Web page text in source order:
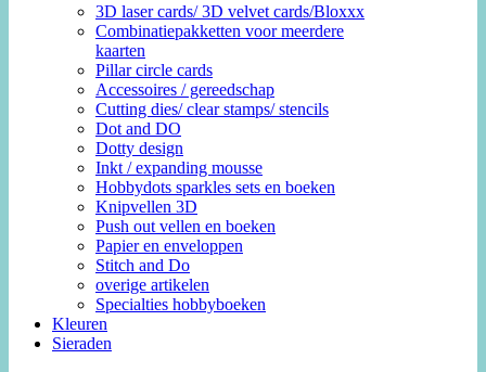
3D laser cards/ 3D velvet cards/Bloxxx
Combinatiepakketten voor meerdere
kaarten
Pillar circle cards
Accessoires / gereedschap
Cutting dies/ clear stamps/ stencils
Dot and DO
Dotty design
Inkt / expanding mousse
Hobbydots sparkles sets en boeken
Knipvellen 3D
Push out vellen en boeken
Papier en enveloppen
Stitch and Do
overige artikelen
Specialties hobbyboeken
Kleuren
Sieraden